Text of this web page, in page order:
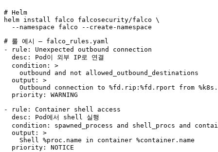
# Helm
helm install falco falcosecurity/falco \
  --namespace falco --create-namespace
# 룰 예시 — falco_rules.yaml
- rule: Unexpected outbound connection
  desc: Pod이 외부 IP로 연결
  condition: >
    outbound and not allowed_outbound_destinations
  output: >
Outbound connection to %fd.rip:%fd.rport from
  priority: WARNING
- rule: Container shell access
  desc: Pod에서 shell 실행
condition: spawned_process and shell_procs and
  output: >
    Shell %proc.name in container %container.name
  priority: NOTICE